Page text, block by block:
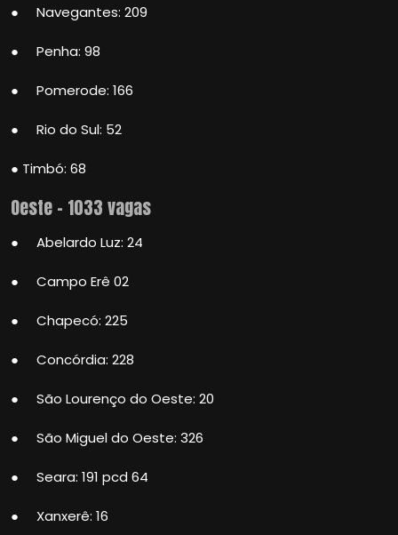
● Navegantes: 209
● Penha: 98
● Pomerode: 166
● Rio do Sul: 52
● Timbó: 68
Oeste – 1033 vagas
● Abelardo Luz: 24
● Campo Erê 02
● Chapecó: 225
● Concórdia: 228
● São Lourenço do Oeste: 20
● São Miguel do Oeste: 326
● Seara: 191 pcd 64
● Xanxerê: 16